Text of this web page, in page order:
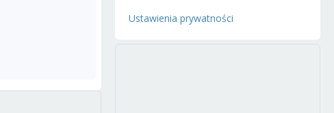
Ustawienia prywatności